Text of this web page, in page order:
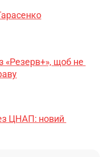
«Резерв+», щоб не
ЦНАП: новий